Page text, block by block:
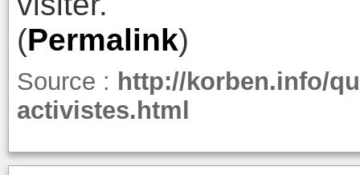
(Permalink)
Source : http://korben.info/
activistes.html